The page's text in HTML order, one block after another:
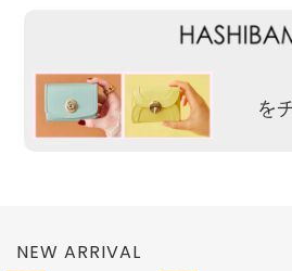
を
NEW ARRIVAL